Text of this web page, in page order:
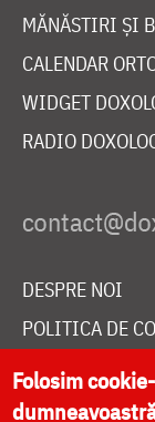
MĂNĂSTIRI ȘI
CALENDAR
WIDGET
RADIO
DESPRE NOI
POLITICA DE
DONEAZĂ
Folosim